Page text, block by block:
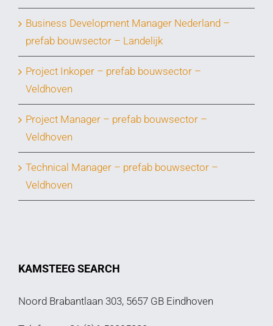
Business Development Manager Nederland –
prefab bouwsector – Landelijk
Project Inkoper – prefab bouwsector –
Veldhoven
Project Manager – prefab bouwsector –
Veldhoven
Technical Manager – prefab bouwsector –
Veldhoven
KAMSTEEG SEARCH
Noord Brabantlaan 303, 5657 GB Eindhoven